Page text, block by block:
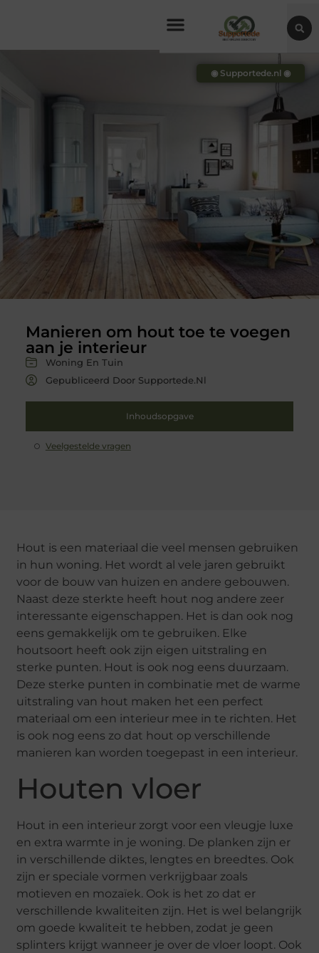
Manieren om hout toe te voegen
aan je interieur
Woning En Tuin
Gepubliceerd Door Supportede.nl
Inhoudsopgave
Veelgestelde vragen
◉ Supportede.nl ◉
Hout is een materiaal die veel mensen gebruiken
in hun woning. Het wordt al vele jaren gebruikt
voor de bouw van huizen en andere gebouwen.
Naast deze sterkte heeft hout nog andere zeer
interessante eigenschappen. Het is dan ook nog
eens gemakkelijk om te gebruiken. Elke
houtsoort heeft ook zijn eigen uitstraling en
sterke punten. Hout is ook nog eens duurzaam.
Deze sterke punten in combinatie met de warme
uitstraling van hout maken het een perfect
materiaal om een interieur mee in te richten. Het
is ook nog eens zo dat hout op verschillende
manieren kan worden toegepast in een interieur.
Houten vloer
Hout in een interieur zorgt voor een vleugje luxe
en extra warmte in je woning. De planken zijn er
in verschillende diktes, lengtes en breedtes. Ook
zijn er speciale vormen verkrijgbaar zoals
motieven en mozaïek. Ook is het zo dat er
verschillende kwaliteiten zijn. Het is wel belangrijk
om goede kwaliteit te hebben, zodat je geen
splinters krijgt wanneer je over de vloer loopt. Ook